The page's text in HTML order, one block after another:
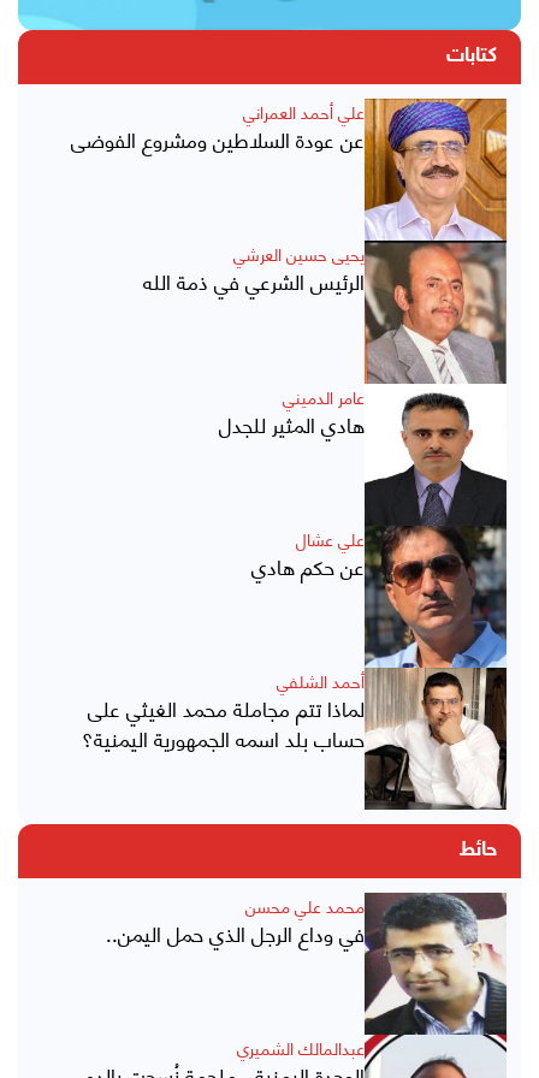
كتابات
علي أحمد العمراني
عن عودة السلاطين ومشروع الفوضى
يحيى حسين العرشي
الرئيس الشرعي في ذمة الله
عامر الدميني
هادي المثير للجدل
علي عشال
عن حكم هادي
أحمد الشلفي
لماذا تتم مجاملة محمد الغيثي على
حساب بلد اسمه الجمهورية اليمنية؟
حائط
محمد علي محسن
في وداع الرجل الذي حمل اليمن..
عبدالمالك الشميري